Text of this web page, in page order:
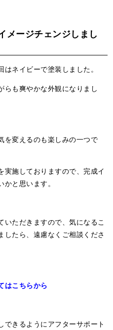
メージチェンジしまし
ネイビーで塗装しました。
らも爽やかな外観になりまし
を変えるのも楽しみの一つで
実施しておりますので、完成イ
と思います。
ただきますので、気になるこ
したら、遠慮なくご相談くださ
はこちらから
できるようにアフターサポート